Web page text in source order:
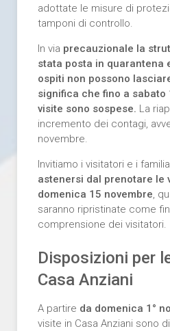
adottate le misure di
tamponi di controllo.
In via precauzionale la
stata posta in quarantena
ospiti non possono
significa che fino a sabato
visite sono sospese. La
incremento dei contagi,
novembre.
Invitiamo i visitatori e i
astenersi dal prenotare le
domenica 15 novembre,
saranno ripristinate come
comprensione dei visitatori.
Disposizioni per
Casa Anziani
A partire da domenica 1°
visite in Casa Anziani sono